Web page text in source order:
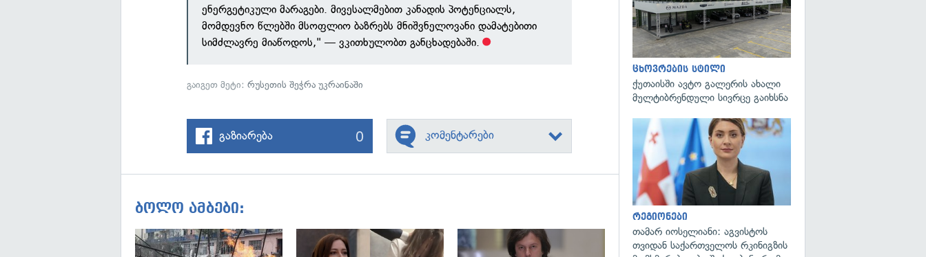
ენერგეტიკული მარაგები. მივესალმებით კანადის პოტენციალს,
მომდევნო წლებში მსოფლიო ბაზრებს მნიშვნელოვანი დამატებითი
სიმძლავრე მიაწოდოს," — ვკითხულობთ განცხადებაში.
გაიგეთ მეტი:რუსეთის შეჭრა უკრაინაში
გაზიარება 0 კომენტარები
ბოლო ამბები:
გადახედვა გადახედვა
ცხოვრების სტილი
ქუთაისში ავტო გალერის ახალი
მულტიბრენდული სივრცე გაიხსნა
რეგიონები
თამარ იოსელიანი: აგვისტოს
თვიდან საქართველოს რკინიგზის